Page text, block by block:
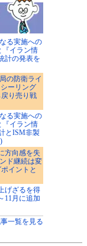
る実施への
『イラン情
計の発表を
の防衛ライ
ーリング
り売り戦
る実施への
『イラン情
とISM非製
方向感を失
ド継続は変
イントと
げざるを得
11月に追加
一覧を見る